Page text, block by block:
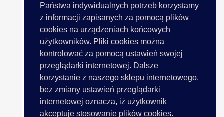
Państwa indywidualnych potrzeb korzystamy
z informacji zapisanych za pomocą plików
cookies na urządzeniach końcowych
użytkowników. Pliki cookies można
kontrolować za pomocą ustawień swojej
przeglądarki internetowej. Dalsze
korzystanie z naszego sklepu internetowego,
bez zmiany ustawień przeglądarki
internetowej oznacza, iż użytkownik
akceptuje stosowanie plików cookies.